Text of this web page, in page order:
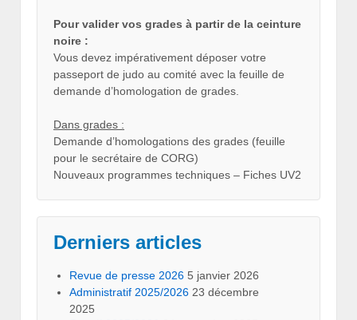
Pour valider vos grades à partir de la ceinture
noire :
Vous devez impérativement déposer votre
passeport de judo au comité avec la feuille de
demande d’homologation de grades.
Dans grades :
Demande d’homologations des grades (feuille
pour le secrétaire de CORG)
Nouveaux programmes techniques – Fiches UV2
Derniers articles
Revue de presse 2026 5 janvier 2026
Administratif 2025/2026 23 décembre
2025